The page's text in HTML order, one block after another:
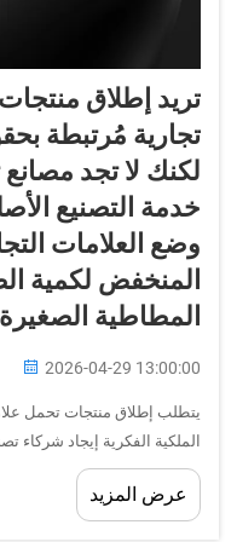
تريد إطلاق
تجارية مُرتبطة
لكنك لا تجد
وضع العلامات
المنخفض لكمية
المطاطية الصغيرة
2026-04-29 13:00:00
يتطلب إطلاق منتجات تحمل
الملكية الفكرية إيجاد شركاء
الصغيرة وديناميكيات التعاون
الشركات أن مصنّعي رغوة
عرض المزيد